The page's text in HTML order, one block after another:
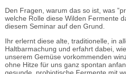
Den Fragen, warum das so ist, was
welche Rolle diese Wilden Fermente
diesem Seminar auf den Grund.
Ihr erlernt diese alte, traditionelle, in
Haltbarmachung und erfahrt dabei,
unserem Gemüse vorkommenden
ohne Hitze für uns ganz spontan